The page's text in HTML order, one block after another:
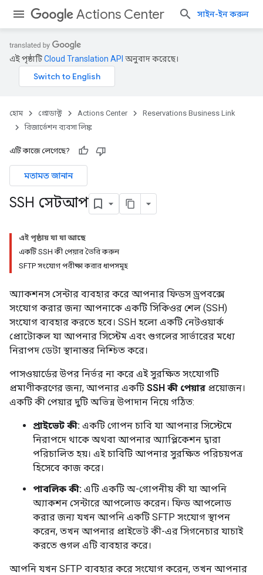
Actions Center সাইন-ইন করুন
এই পৃষ্ঠাটিCloud Translation API অনুবাদ করেছে।
হোম প্রোডাক্ট Actions Center
Reservations Business Link
রিজার্ভেশন ব্যবসা লিঙ্ক
এটি কাজে লেগেছে?
মতামত জানান
SSH সেটআপ
এই পৃষ্ঠায় যা যা আছে
একটি SSH কী পেয়ার তৈরি করুন
SFTP সংযোগ পরীক্ষা করার ধাপসমূহ
অ্যাকশনস সেন্টার ব্যবহার করে আপনার ফিডস ড্রপবক্সে
সংযোগ করার জন্য আপনাকে একটি সিকিওর শেল (SSH)
সংযোগ ব্যবহার করতে হবে। SSH হলো একটি নেটওয়ার্ক
প্রোটোকল যা আপনার সিস্টেম এবং গুগলের সার্ভারের মধ্যে
নিরাপদ ডেটা স্থানান্তর নিশ্চিত করে।
পাসওয়ার্ডের উপর নির্ভর না করে এই সুরক্ষিত সংযোগটি
প্রমাণীকরণের জন্য, আপনার একটি SSH কী পেয়ার প্রয়োজন।
একটি কী পেয়ার দুটি অভিন্ন উপাদান নিয়ে গঠিত:
প্রাইভেট কী: একটি গোপন চাবি যা আপনার সিস্টেমে
নিরাপদে থাকে অথবা আপনার অ্যাপ্লিকেশন দ্বারা
পরিচালিত হয়। এই চাবিটি আপনার সুরক্ষিত পরিচয়পত্র
হিসেবে কাজ করে।
পাবলিক কী: এটি একটি অ-গোপনীয় কী যা আপনি
অ্যাকশন সেন্টারে আপলোড করেন। ফিড আপলোড
করার জন্য যখন আপনি একটি SFTP সংযোগ স্থাপন
করেন, তখন আপনার প্রাইভেট কী-এর সিগনেচার যাচাই
করতে গুগল এটি ব্যবহার করে।
আপনি যখন SFTP ব্যবহার করে সংযোগ করেন, তখন আপনার